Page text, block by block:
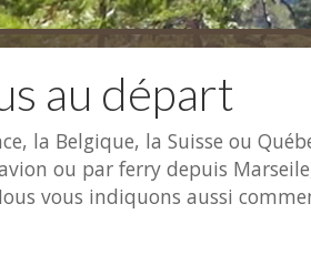
au départ
la Belgique, la Suisse ou
ou par ferry depuis
vous indiquons aussi